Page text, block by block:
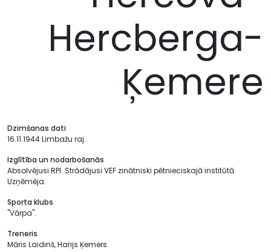
Hercberga-
Ķemere
Dzimšanas dati
16.11.1944 Limbažu raj.
Izglītība un nodarbošanās
Absolvējusi RPI. Strādājusi VEF zinātniski pētnieciskajā institūtā.
Uzņēmēja.
Sporta klubs
"Vārpa".
Treneris
Māris Laidinš, Harijs Ķemers.